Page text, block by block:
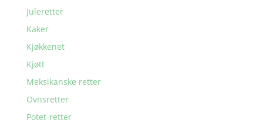
Juleretter
Kaker
Kjøkkenet
Kjøtt
Meksikanske retter
Ovnsretter
Potet-retter